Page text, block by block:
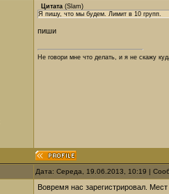
Цитата (Slam)
Я пишу, что мы будем. Лимит в 10 групп.
пиши
Не говори мне что делать, и я не скажу
Дата: Середа, 19.06.2013, 10:19 |
Вовремя нас зарегистрировал.